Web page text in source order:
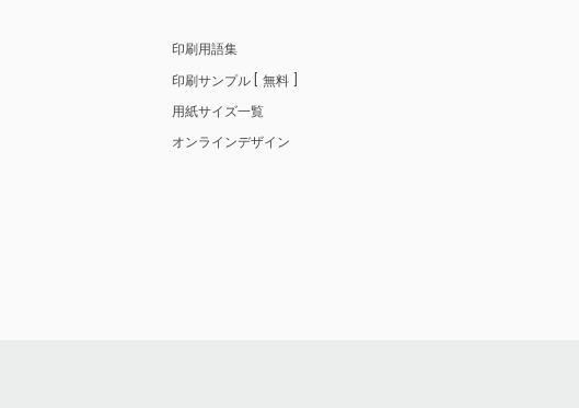
印刷用語集
印刷サンプル
無料
用紙サイズ一覧
オンラインデザイン